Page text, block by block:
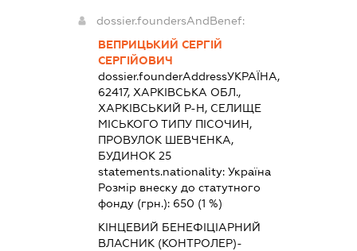
dossier.foundersAndBenef:
ВЕПРИЦЬКИЙ СЕРГІЙ
СЕРГІЙОВИЧ
dossier.founderAddressУКРАЇНА,
62417, ХАРКІВСЬКА ОБЛ.,
ХАРКІВСЬКИЙ Р-Н, СЕЛИЩЕ
МІСЬКОГО ТИПУ ПІСОЧИН,
ПРОВУЛОК ШЕВЧЕНКА,
БУДИНОК 25
statements.nationality:Україна
Розмір внеску до статутного
фонду (грн.): 650 (1 %)
КІНЦЕВИЙ БЕНЕФІЦІАРНИЙ
ВЛАСНИК (КОНТРОЛЕР)-